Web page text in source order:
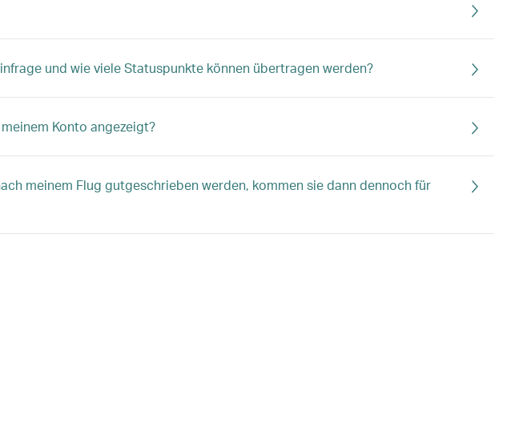
und wie viele Statuspunkte können übertragen werden?
Konto angezeigt?
meinem Flug gutgeschrieben werden, kommen sie dann dennoch für